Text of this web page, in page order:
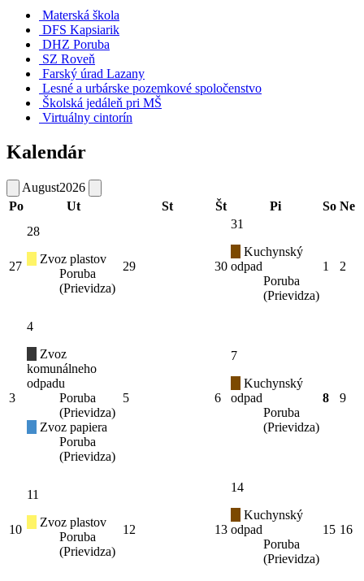
Materská škola
DFS Kapsiarik
DHZ Poruba
SZ Roveň
Farský úrad Lazany
Lesné a urbárske pozemkové spoločenstvo
Školská jedáleň pri MŠ
Virtuálny cintorín
Kalendár
August2026
Po
Ut St Št Pi So Ne
27
28
Zvoz plastov
Poruba
(Prievidza)
29 30
31
Kuchynský
odpad
Poruba
(Prievidza)
1 2
3
4
Zvoz
komunálneho
odpadu
Poruba
(Prievidza)
Zvoz papiera
Poruba
(Prievidza)
5 6
7
Kuchynský
odpad
Poruba
(Prievidza)
8 9
10
11
Zvoz plastov
Poruba
(Prievidza)
12 13
14
Kuchynský
odpad
Poruba
(Prievidza)
15 16